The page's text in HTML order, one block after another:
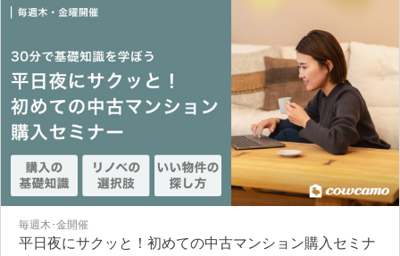
毎週木･金開催
平日夜にサクッと！初めての中古マンション購入セミナ